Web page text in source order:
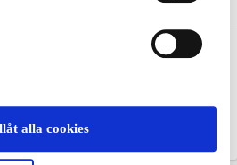
alla cookies
Smycka SE Presentkort
Från